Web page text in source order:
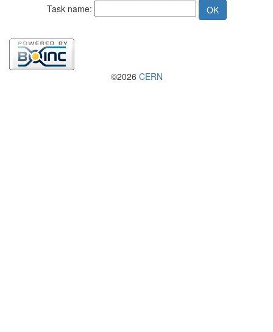
Task name:
©2026 CERN